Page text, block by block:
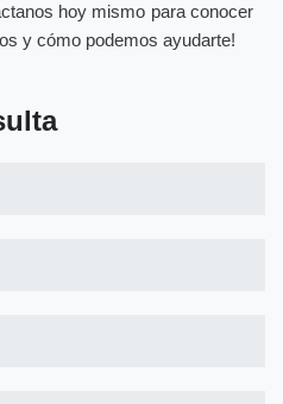
hoy mismo para conocer
y cómo podemos ayudarte!